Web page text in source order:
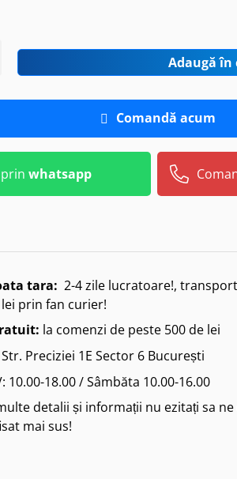
Adaugă în
Comandă acum
whatsapp
tara: 2-4 zile lucratoare!,
lei prin fan curier!
la comenzi de peste 500 de lei
Str. Preciziei 1E Sector 6 București
10.00-18.00 / Sâmbăta 10.00-16.00
detalii și informații nu ezitați sa
mai sus!